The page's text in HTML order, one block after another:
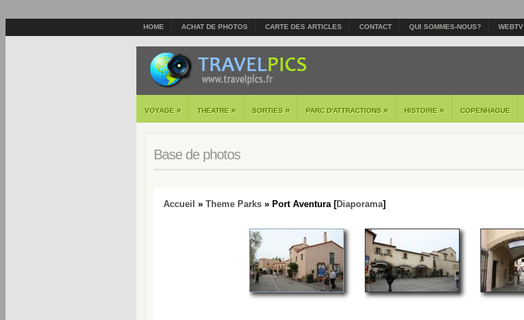
HOME ACHAT DE PHOTOS CARTE DES ARTICLES CONTACT QUI SOMMES-NOUS? WEBTV
VOYAGE » THEATRE » SORTIES » PARC D'ATTRACTIONS » HISTOIRE » COPENHAGUE
Base de photos
Accueil » Theme Parks » Port Aventura [Diaporama]